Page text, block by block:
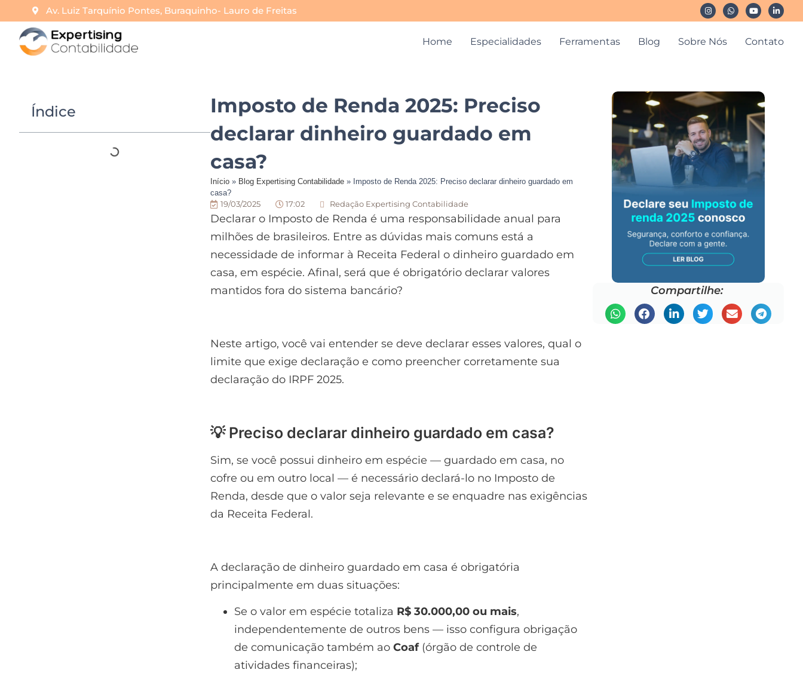
Av. Luiz Tarquínio Pontes, Buraquinho- Lauro de Freitas
Home Especialidades Ferramentas Blog Sobre Nós Contato
Índice
Imposto de Renda 2025: Preciso
declarar dinheiro guardado em
casa?
Início » Blog Expertising Contabilidade » Imposto de Renda 2025: Preciso declarar dinheiro guardado em
casa?
19/03/2025 17:02 Redação Expertising Contabilidade
Declarar o Imposto de Renda é uma responsabilidade anual para
milhões de brasileiros. Entre as dúvidas mais comuns está a
necessidade de informar à Receita Federal o dinheiro guardado em
casa, em espécie. Afinal, será que é obrigatório declarar valores
mantidos fora do sistema bancário?
Neste artigo, você vai entender se deve declarar esses valores, qual o
limite que exige declaração e como preencher corretamente sua
declaração do IRPF 2025.
💡 Preciso declarar dinheiro guardado em casa?
Sim, se você possui dinheiro em espécie — guardado em casa, no
cofre ou em outro local — é necessário declará-lo no Imposto de
Renda, desde que o valor seja relevante e se enquadre nas exigências
da Receita Federal.
A declaração de dinheiro guardado em casa é obrigatória
principalmente em duas situações:
Se o valor em espécie totaliza R$ 30.000,00 ou mais,
independentemente de outros bens — isso configura obrigação
de comunicação também ao Coaf(órgão de controle de
atividades financeiras);
Compartilhe: